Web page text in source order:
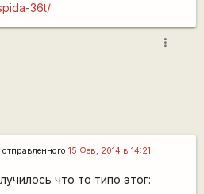
36t/
more_vert
отправленного 15 Фев, 2014 в 14:21
что то типо этог: